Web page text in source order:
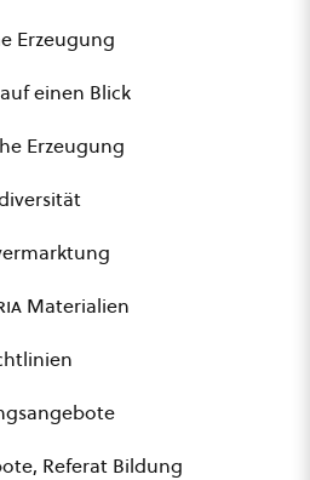
Erzeugung
einen Blick
Erzeugung
Materialien
Referat Bildung